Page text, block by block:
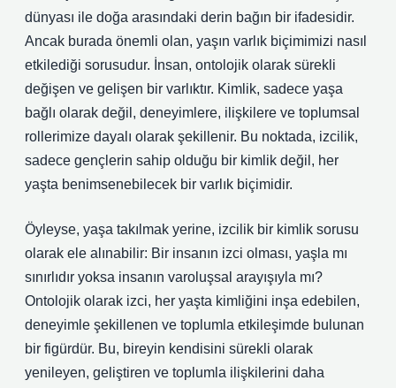
dünyası ile doğa arasındaki derin bağın bir ifadesidir.
Ancak burada önemli olan, yaşın varlık biçimimizi nasıl
etkilediği sorusudur. İnsan, ontolojik olarak sürekli
değişen ve gelişen bir varlıktır. Kimlik, sadece yaşa
bağlı olarak değil, deneyimlere, ilişkilere ve toplumsal
rollerimize dayalı olarak şekillenir. Bu noktada, izcilik,
sadece gençlerin sahip olduğu bir kimlik değil, her
yaşta benimsenebilecek bir varlık biçimidir.
Öyleyse, yaşa takılmak yerine, izcilik bir kimlik sorusu
olarak ele alınabilir: Bir insanın izci olması, yaşla mı
sınırlıdır yoksa insanın varoluşsal arayışıyla mı?
Ontolojik olarak izci, her yaşta kimliğini inşa edebilen,
deneyimle şekillenen ve toplumla etkileşimde bulunan
bir figürdür. Bu, bireyin kendisini sürekli olarak
yenileyen, geliştiren ve toplumla ilişkilerini daha